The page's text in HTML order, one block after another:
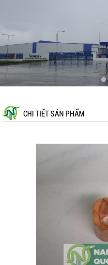
CHI TIẾT SẢN PHẨM